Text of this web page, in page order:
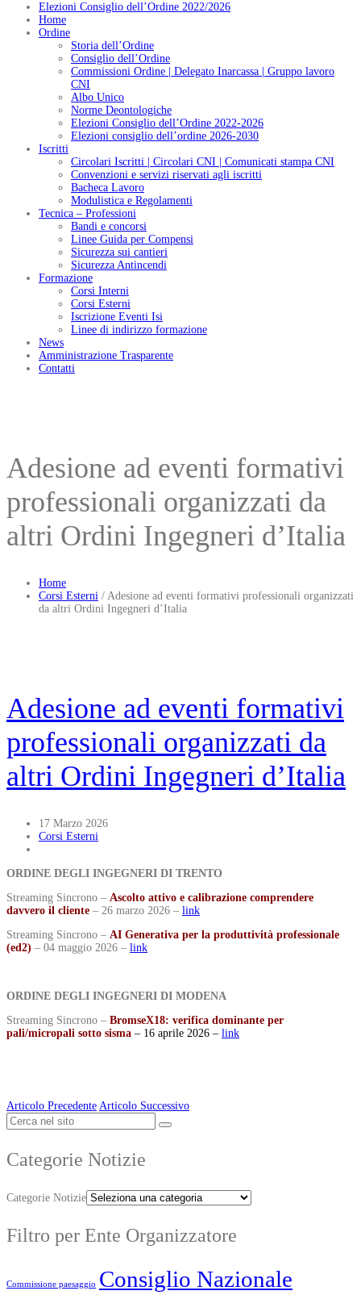
Elezioni Consiglio dell’Ordine 2022/2026
Home
Ordine
Storia dell’Ordine
Consiglio dell’Ordine
Commissioni Ordine | Delegato Inarcassa | Gruppo lavoro
CNI
Albo Unico
Norme Deontologiche
Elezioni Consiglio dell’Ordine 2022-2026
Elezioni consiglio dell’ordine 2026-2030
Iscritti
Circolari Iscritti | Circolari CNI | Comunicati stampa CNI
Convenzioni e servizi riservati agli iscritti
Bacheca Lavoro
Modulistica e Regolamenti
Tecnica – Professioni
Bandi e concorsi
Linee Guida per Compensi
Sicurezza sui cantieri
Sicurezza Antincendi
Formazione
Corsi Interni
Corsi Esterni
Iscrizione Eventi Isi
Linee di indirizzo formazione
News
Amministrazione Trasparente
Contatti
Adesione ad eventi formativi
professionali organizzati da
altri Ordini Ingegneri d’Italia
Home
Corsi Esterni / Adesione ad eventi formativi professionali organizzati
da altri Ordini Ingegneri d’Italia
Adesione ad eventi formativi
professionali organizzati da
altri Ordini Ingegneri d’Italia
17 Marzo 2026
Corsi Esterni
ORDINE DEGLI INGEGNERI DI TRENTO
Streaming Sincrono – Ascolto attivo e calibrazione comprendere
davvero il cliente – 26 marzo 2026 – link
Streaming Sincrono – AI Generativa per la produttività professionale
(ed2) – 04 maggio 2026 – link
ORDINE DEGLI INGEGNERI DI MODENA
Streaming Sincrono – BromseX18: verifica dominante per
pali/micropali sotto sisma – 16 aprile 2026 – link
Articolo Precedente Articolo Successivo
Categorie Notizie
Categorie Notizie
Filtro per Ente Organizzatore
Commissione paesaggio Consiglio Nazionale